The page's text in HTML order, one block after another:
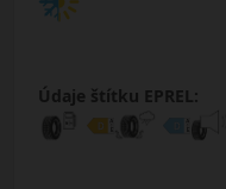
Údaje štítku EPREL: